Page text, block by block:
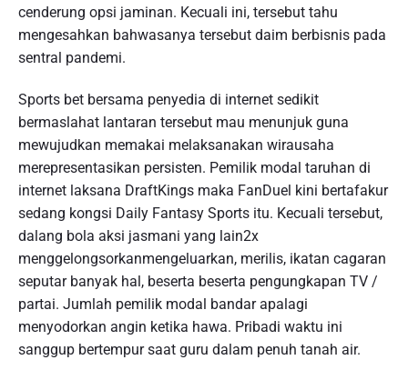
cenderung opsi jaminan. Kecuali ini, tersebut tahu
mengesahkan bahwasanya tersebut daim berbisnis pada
sentral pandemi.
Sports bet bersama penyedia di internet sedikit
bermaslahat lantaran tersebut mau menunjuk guna
mewujudkan memakai melaksanakan wirausaha
merepresentasikan persisten. Pemilik modal taruhan di
internet laksana DraftKings maka FanDuel kini bertafakur
sedang kongsi Daily Fantasy Sports itu. Kecuali tersebut,
dalang bola aksi jasmani yang lain2x
menggelongsorkanmengeluarkan, merilis, ikatan cagaran
seputar banyak hal, beserta beserta pengungkapan TV /
partai. Jumlah pemilik modal bandar apalagi
menyodorkan angin ketika hawa. Pribadi waktu ini
sanggup bertempur saat guru dalam penuh tanah air.